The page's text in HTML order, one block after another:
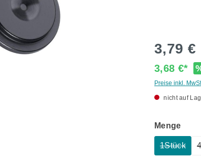
3,79 €
3,68 €*
Preise inkl.
nicht auf
Menge
1Stück